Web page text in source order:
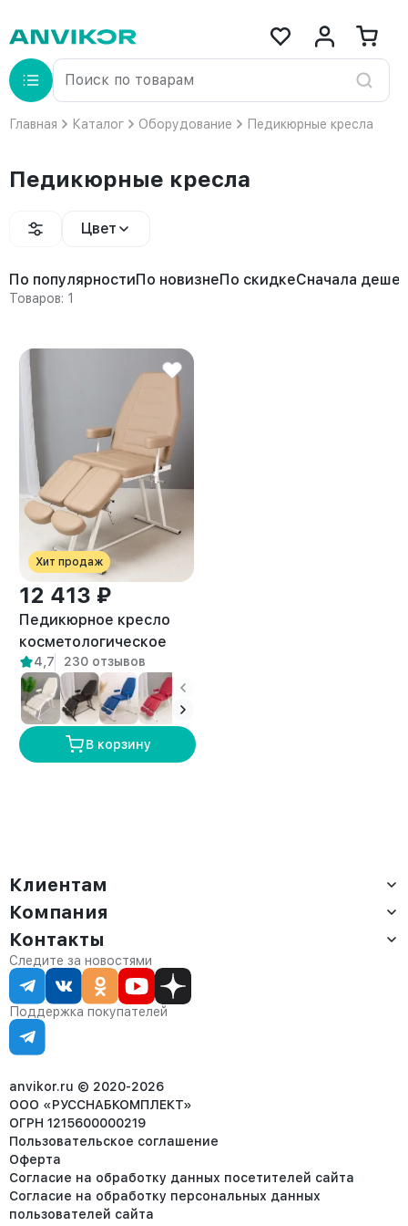
Главная Каталог Оборудование Педикюрные кресла
Педикюрные кресла
Цвет
По популярностиПо новизнеПо скидкеСначала
Товаров: 1
Хит продаж
12 413 ₽
Педикюрное кресло
косметологическое
Нева бежевое
4,7 230 отзывов
В корзину
Клиентам
Доставка
Оплата
Сервис
Статус заказа
Статьи
Компания
О компании
Контакты
Партнёрам
Контакты
Отдел продаж:
8 (800) 234-22-62
corp@anvikor.ru
Ежедневно, с 7:00-19:00 (МСК)
Отдел рекламации:
8 (953) 455-25-61
Следите за новостями
Поддержка покупателей
anvikor.ru © 2020-2026
ООО «РУССНАБКОМПЛЕКТ»
ОГРН 1215600000219
Пользовательское соглашение
Оферта
Согласие на обработку данных посетителей сайта
Согласие на обработку персональных данных
пользователей сайта